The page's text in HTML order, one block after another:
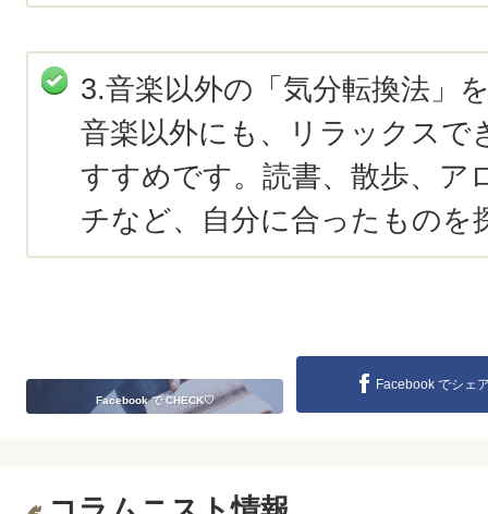
3.音楽以外の「気分転換法」
音楽以外にも、リラックスで
すすめです。読書、散歩、ア
チなど、自分に合ったものを
Facebook で CHECK♡
Facebook でシェ